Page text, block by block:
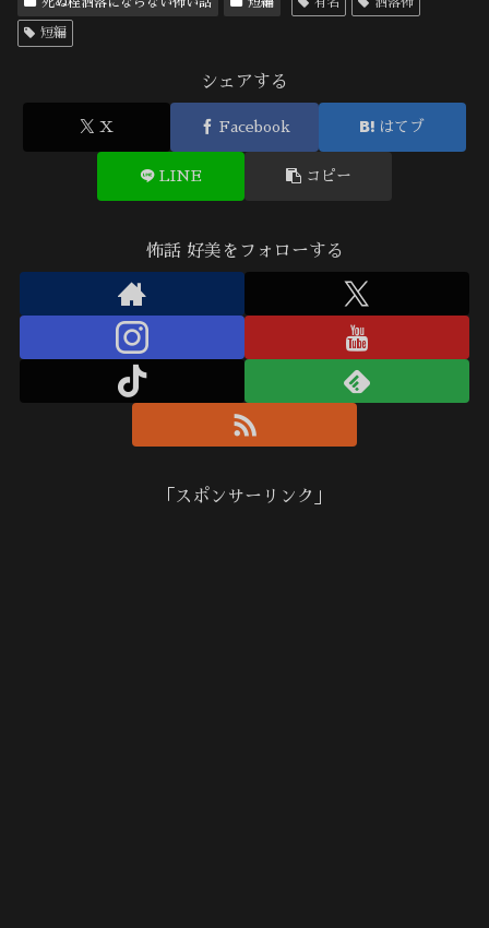
短編
シェアする
X Facebook はてブ
LINE コピー
怖話 好美をフォローする
「スポンサーリンク」